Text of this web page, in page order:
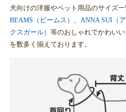
犬向けの洋服やペット用品のサイズ一
BEAMS（ビームス）
ANNA SUI（ア
クスガール） 等のおしゃれでかわい
を数多く揃えております。